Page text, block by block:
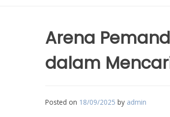
Arena
dalam
Posted on 18/09/2025 by admin